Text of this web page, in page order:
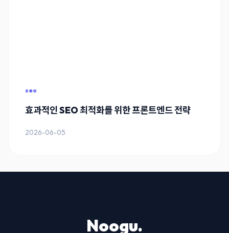
seo
효과적인 SEO 최적화를 위한 프론트엔드 전략
2026-06-05
Noogu.